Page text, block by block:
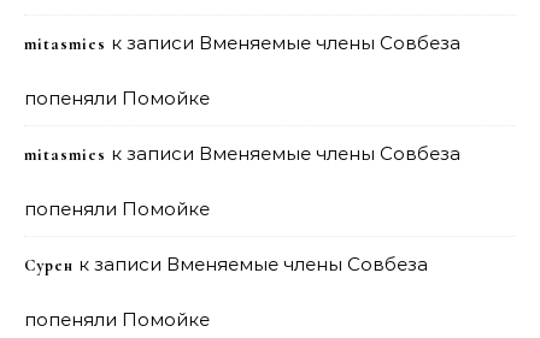
mitasmies к записи Вменяемые члены Совбеза
попеняли Помойке
mitasmies к записи Вменяемые члены Совбеза
попеняли Помойке
Сурен к записи Вменяемые члены Совбеза
попеняли Помойке